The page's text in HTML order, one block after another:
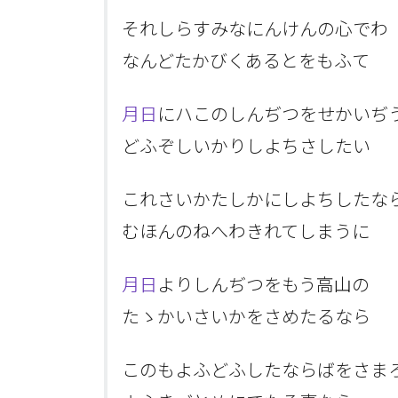
それしらすみなにんけんの心でわ
なんどたかびくあるとをもふて
月日 にハこのしんぢつをせかいぢ
どふぞしいかりしよちさしたい
これさいかたしかにしよちしたな
むほんのねへわきれてしまうに
月日 よりしんぢつをもう高山の
たゝかいさいかをさめたるなら
このもよふどふしたならばをさま